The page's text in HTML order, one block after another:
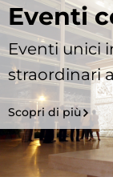
Eventi
Eventi unici
straordinari
Scopri di più